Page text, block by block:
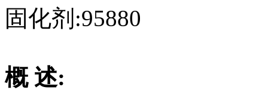
固化剂:95880
概 述: